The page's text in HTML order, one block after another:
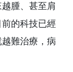
腫、甚至肩
的科技已經
難治療，病